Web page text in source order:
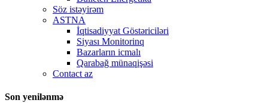
Söz istəyirəm
ASTNA
İqtisadiyyat Göstəriciləri
Siyası Monitorinq
Bazarların icmalı
Qarabağ münaqişəsi
Contact az
Son yenilənmə